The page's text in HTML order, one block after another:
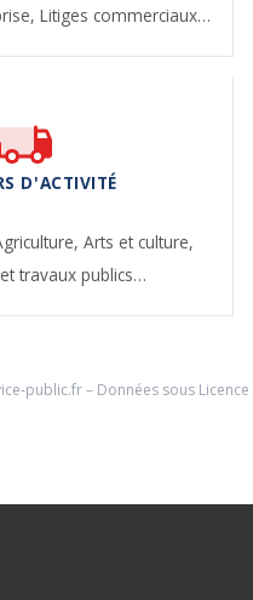
Litiges commerciaux…
D'ACTIVITÉ
Arts et culture,
travaux publics…
public.fr– Données sous